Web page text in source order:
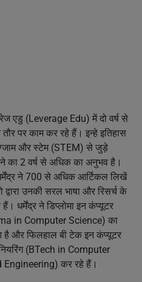
एडु (Leverage Edu) में दो वर्ष से
पर काम कर रहे हैं। इन्हे इतिहास
और स्टेम (STEM) से जुड़े
का 2 वर्ष से अधिक का अनुभव है।
ने 700 से अधिक आर्टिकल लिखें
द्वारा उनकी सरल भाषा और रिसर्च के
धर्मेंद्र ने डिप्लोमा इन कंप्यूटर
in Computer Science) का
है और फिलहाल बी टेक इन कंप्यूटर
(BTech in Computer
Engineering) कर रहे हैं।